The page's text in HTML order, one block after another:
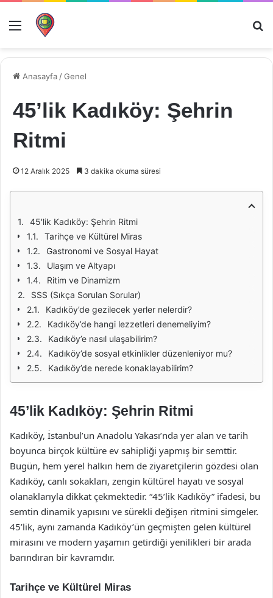
Menü
Anasayfa /Genel
45’lik Kadıköy: Şehrin
Ritmi
12 Aralık 2025 3 dakika okuma süresi
45'lik Kadıköy: Şehrin Ritmi
Tarihçe ve Kültürel Miras
Gastronomi ve Sosyal Hayat
Ulaşım ve Altyapı
Ritim ve Dinamizm
SSS (Sıkça Sorulan Sorular)
Kadıköy’de gezilecek yerler nelerdir?
Kadıköy’de hangi lezzetleri denemeliyim?
Kadıköy’e nasıl ulaşabilirim?
Kadıköy’de sosyal etkinlikler düzenleniyor mu?
Kadıköy’de nerede konaklayabilirim?
45’lik Kadıköy: Şehrin Ritmi
Kadıköy, İstanbul’un Anadolu Yakası’nda yer alan ve tarih
boyunca birçok kültüre ev sahipliği yapmış bir semttir.
Bugün, hem yerel halkın hem de ziyaretçilerin gözdesi olan
Kadıköy, canlı sokakları, zengin kültürel hayatı ve sosyal
olanaklarıyla dikkat çekmektedir. “45’lik Kadıköy” ifadesi, bu
semtin dinamik yapısını ve sürekli değişen ritmini simgeler.
45’lik, aynı zamanda Kadıköy’ün geçmişten gelen kültürel
mirasını ve modern yaşamın getirdiği yenilikleri bir arada
barındıran bir kavramdır.
Tarihçe ve Kültürel Miras